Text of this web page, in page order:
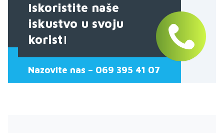
Iskoristite naše
iskustvo u svoju
korist!
Nazovite nas – 069 395 41 07